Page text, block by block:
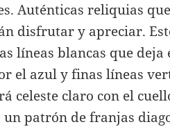
Auténticas reliquias
disfrutar y apreciar.
líneas blancas que deja
el azul y finas líneas
celeste claro con el
patrón de franjas